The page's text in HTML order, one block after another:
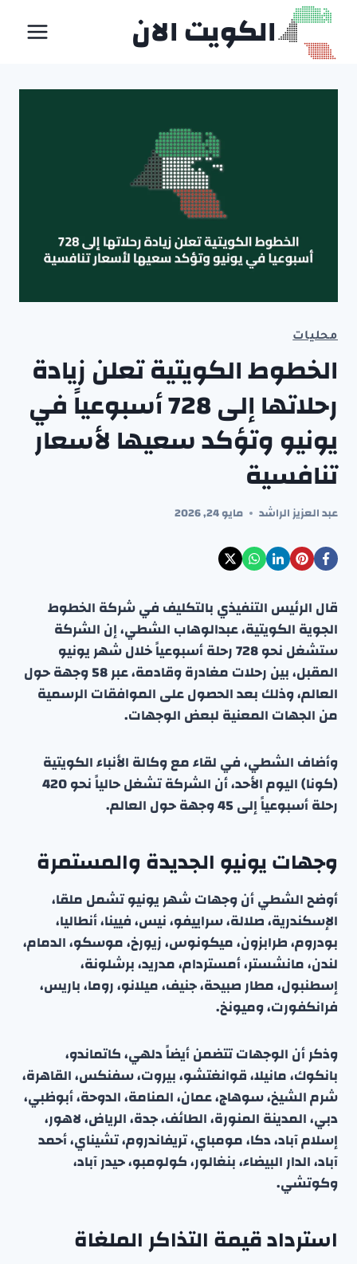
التجاوز
المحتوى
الكويت الان
محليات
الخطوط الكويتية تعلن زيادة
رحلاتها إلى 728 أسبوعياً في
يونيو وتؤكد سعيها لأسعار
تنافسية
عبد العزيز الراشد مايو 24, 2026
قال الرئيس التنفيذي بالتكليف في شركة الخطوط
الجوية الكويتية، عبدالوهاب الشطي، إن الشركة
ستشغل نحو 728 رحلة أسبوعياً خلال شهر يونيو
المقبل، بين رحلات مغادرة وقادمة، عبر 58 وجهة حول
العالم، وذلك بعد الحصول على الموافقات الرسمية
من الجهات المعنية لبعض الوجهات.
وأضاف الشطي، في لقاء مع وكالة الأنباء الكويتية
(كونا) اليوم الأحد، أن الشركة تشغل حالياً نحو 420
رحلة أسبوعياً إلى 45 وجهة حول العالم.
وجهات يونيو الجديدة والمستمرة
أوضح الشطي أن وجهات شهر يونيو تشمل ملقا،
الإسكندرية، صلالة، سراييفو، نيس، فيينا، أنطاليا،
بودروم، طرابزون، ميكونوس، زيورخ، موسكو، الدمام،
لندن، مانشستر، أمستردام، مدريد، برشلونة،
إسطنبول، مطار صبيحة، جنيف، ميلانو، روما، باريس،
فرانكفورت، وميونخ.
وذكر أن الوجهات تتضمن أيضاً دلهي، كاتماندو،
بانكوك، مانيلا، قوانغتشو، بيروت، سفنكس، القاهرة،
شرم الشيخ، سوهاج، عمان، المنامة، الدوحة، أبوظبي،
دبي، المدينة المنورة، الطائف، جدة، الرياض، لاهور،
إسلام آباد، دكا، مومباي، تريفاندروم، تشيناي، أحمد
آباد، الدار البيضاء، بنغالور، كولومبو، حيدر آباد،
وكوتشي.
استرداد قيمة التذاكر الملغاة